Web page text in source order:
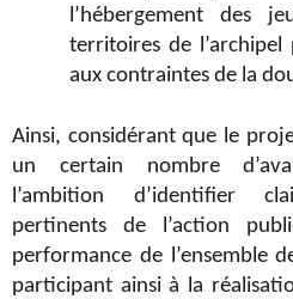
l’hébergement des
territoires de l’archipel
aux contraintes de la
Ainsi, considérant que le
un certain nombre
l’ambition d’identifier
pertinents de l’action
performance de l’ensemble
participant ainsi à la